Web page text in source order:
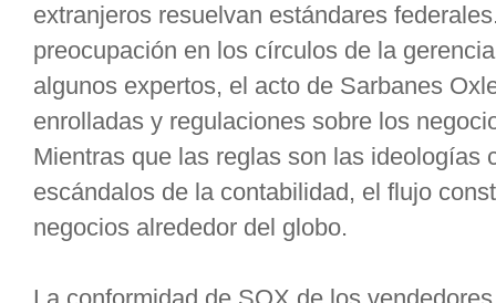
extranjeros resuelvan estándares
preocupación en los círculos de la
algunos expertos, el acto de Sarbanes
enrolladas y regulaciones sobre los
Mientras que las reglas son las ideologías
escándalos de la contabilidad, el flujo
negocios alrededor del globo.